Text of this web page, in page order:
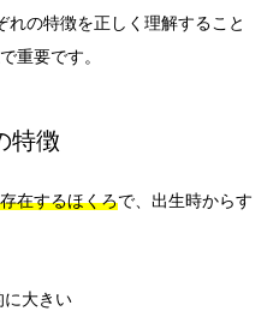
の特徴を正しく理解すること
重要です。
特徴
在するほくろで、出生時からす
に大きい